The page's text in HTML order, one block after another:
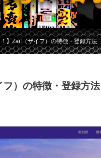
】Zaif（ザイフ）の特徴・登録方法
フ）の特徴・登録方法